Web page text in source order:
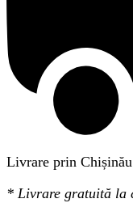
Livrare prin Chișinău
* Livrare gratuită la